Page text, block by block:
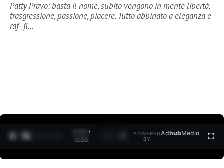
Patty Pravo: basta il nome, subito vengono in mente libertà,
trasgressione, passione, piacere. Tutto abbinato a eleganza e
raf- fi…
0:30 /
3:35
POWERED
BY
AdhubMedia